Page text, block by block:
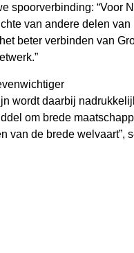
“Voor
van andere delen
beter verbinden van
wordt daarbij
om brede
van de brede welvaart”,